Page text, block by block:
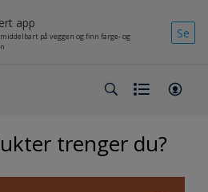
app
på veggen og finn farge- og
Se
trenger du?